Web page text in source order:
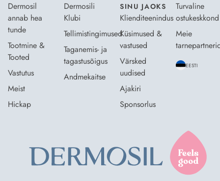
Dermosil
annab hea
tunde
Tootmine &
Tooted
Vastutus
Meist
Hickap
Dermosili
Klubi
Tellimistingimused
Taganemis- ja
tagastusõigus
Andmekaitse
SINU JAOKS
Klienditeenindus
Küsimused &
vastused
Värsked
uudised
Ajakiri
Sponsorlus
Turvaline
ostukeskkond
Meie
EESTI